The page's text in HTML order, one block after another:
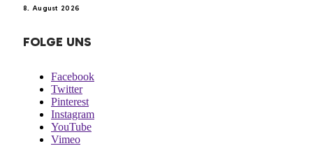
8. August 2026
FOLGE UNS
Facebook
Twitter
Pinterest
Instagram
YouTube
Vimeo